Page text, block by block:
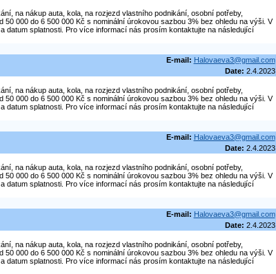
na nákup auta, kola, na rozjezd vlastního podnikání, osobní potřeby,
000 do 6 500 000 Kč s nominální úrokovou sazbou 3% bez ohledu na výši. V
datum splatnosti. Pro více informací nás prosím kontaktujte na následující
E-mail: Halovaeva3@gmail.com
Date: 2.4.2023
na nákup auta, kola, na rozjezd vlastního podnikání, osobní potřeby,
000 do 6 500 000 Kč s nominální úrokovou sazbou 3% bez ohledu na výši. V
datum splatnosti. Pro více informací nás prosím kontaktujte na následující
E-mail: Halovaeva3@gmail.com
Date: 2.4.2023
na nákup auta, kola, na rozjezd vlastního podnikání, osobní potřeby,
000 do 6 500 000 Kč s nominální úrokovou sazbou 3% bez ohledu na výši. V
datum splatnosti. Pro více informací nás prosím kontaktujte na následující
E-mail: Halovaeva3@gmail.com
Date: 2.4.2023
na nákup auta, kola, na rozjezd vlastního podnikání, osobní potřeby,
000 do 6 500 000 Kč s nominální úrokovou sazbou 3% bez ohledu na výši. V
datum splatnosti. Pro více informací nás prosím kontaktujte na následující